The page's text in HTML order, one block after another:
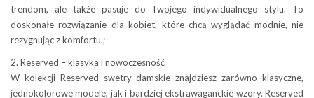
trendom, ale także pasuje do Twojego indywidualnego stylu. To
doskonałe rozwiązanie dla kobiet, które chcą wyglądać modnie, nie
rezygnując z komfortu.;
2. Reserved – klasyka i nowoczesność
W kolekcji Reserved swetry damskie znajdziesz zarówno klasyczne,
jednokolorowe modele, jak i bardziej ekstrawaganckie wzory. Reserved